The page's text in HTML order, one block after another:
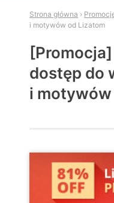
Strona główna ›
i motywów od Lizatom
dostęp do
i